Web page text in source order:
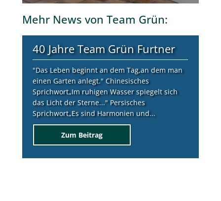
Mehr News von Team Grün:
40 Jahre Team Grün Furtner
"Das Leben beginnt an dem Tag,an dem man
einen Garten anlegt." Chinesisches
Sprichwort„Im ruhigen Wasser spiegelt sich
das Licht der Sterne..." Persisches
Sprichwort„Es sind Harmonien und...
Zum Beitrag